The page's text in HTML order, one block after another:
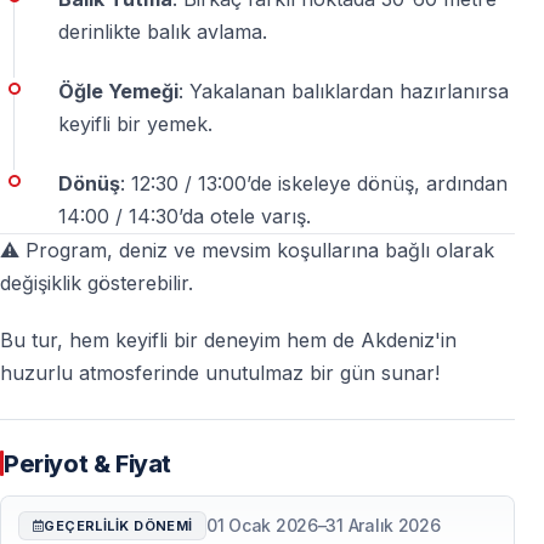
Daha önce balık tutmamış olsam katılabilir
miyim?
Evet. Turbaşlangıç seviyesine uygundurve kaptanlar
gerekli yönlendirmeyi yapar.
Balık tutma ekipmanları fiyata dahil mi?
Evet. Olta, ekipman ve yemlertura dahildir.
Kendi oltamı getirebilir miyim?
Evet. Dileyen misafirlerkendi ekipmanlarınıgetirebilir.
Hayır. Turistik katılımcılar için
Tur kaç saat sürüyor?
derinlikte balık avlama.
Öğle Yemeği: Yakalanan balıklardan hazırlanırsa
keyifli bir yemek.
Dönüş: 12:30 / 13:00’de iskeleye dönüş, ardından
14:00 / 14:30’da otele varış.
⚠️ Program, deniz ve mevsim koşullarına bağlı olarak
değişiklik gösterebilir.
Bu tur, hem keyifli bir deneyim hem de Akdeniz'in
huzurlu atmosferinde unutulmaz bir gün sunar!
Periyot & Fiyat
GEÇERLILIK DÖNEMI 01 Ocak 2026–31 Aralık 2026